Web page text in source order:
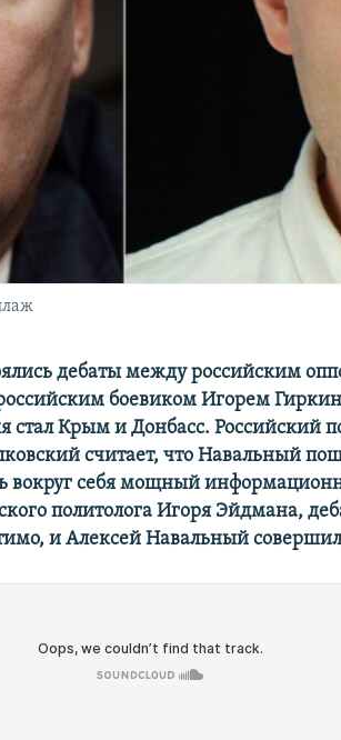
дебаты между российским
боевиком Игорем
стал Крым и Донбасс. Российский
считает, что Навальный
вокруг себя мощный
политолога Игоря Эйдмана,
и Алексей Навальный